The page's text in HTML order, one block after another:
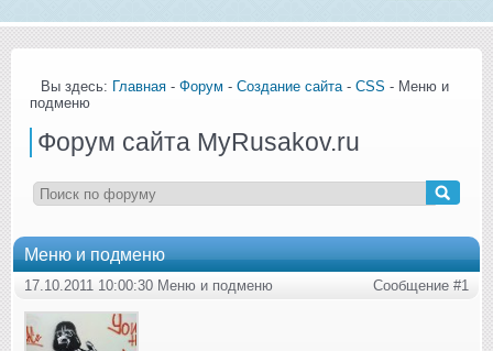
Вы здесь: Главная - Форум - Создание сайта - CSS - Меню и
подменю
Форум сайта MyRusakov.ru
Меню и подменю
17.10.2011 10:00:30 Меню и подменю Сообщение #1